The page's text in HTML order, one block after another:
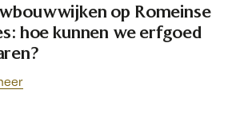
op Romeinse
hoe kunnen we erfgoed